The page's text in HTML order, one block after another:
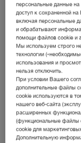
Адрес :
KARL STORZ
Cesta v Gorice 34B
1000 Ljubljana | Slovenia
Телефон:+386 1 620
персональные данные
доступ к сохраненной
включая персональные
и обрабатывают
помощи файлов cookie и
Мы используем строго
технологии
использования и
нельзя отключить.
При условии Вашего
дополнительные файлы
cookie используются в
нашего веб-сайта
расширенных
(функциональные файлы
cookie для
Дополнительную